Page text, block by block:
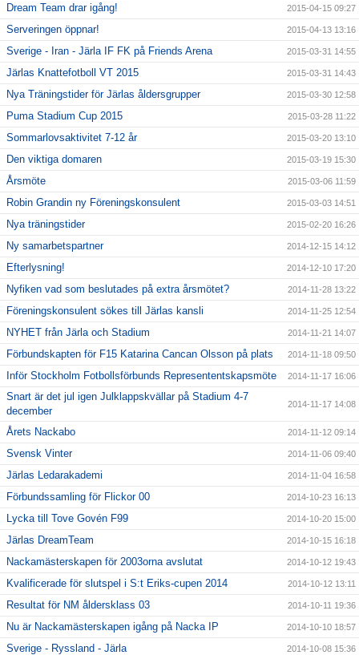
Dream Team drar igång! 2015-04-15 09:27
Serveringen öppnar! 2015-04-13 13:16
Sverige - Iran - Järla IF FK på Friends Arena 2015-03-31 14:55
Järlas Knattefotboll VT 2015 2015-03-31 14:43
Nya Träningstider för Järlas åldersgrupper 2015-03-30 12:58
Puma Stadium Cup 2015 2015-03-28 11:22
Sommarlovsaktivitet 7-12 år 2015-03-20 13:10
Den viktiga domaren 2015-03-19 15:30
Årsmöte 2015-03-06 11:59
Robin Grandin ny Föreningskonsulent 2015-03-03 14:51
Nya träningstider 2015-02-20 16:26
Ny samarbetspartner 2014-12-15 14:12
Efterlysning! 2014-12-10 17:20
Nyfiken vad som beslutades på extra årsmötet? 2014-11-28 13:22
Föreningskonsulent sökes till Järlas kansli 2014-11-25 12:54
NYHET från Järla och Stadium 2014-11-21 14:07
Förbundskapten för F15 Katarina Cancan Olsson på plats 2014-11-18 09:50
Inför Stockholm Fotbollsförbunds Represententskapsmöte 2014-11-17 16:06
Snart är det jul igen Julklappskvällar på Stadium 4-7
december
2014-11-17 14:08
Årets Nackabo 2014-11-12 09:14
Svensk Vinter 2014-11-06 09:40
Järlas Ledarakademi 2014-11-04 16:58
Förbundssamling för Flickor 00 2014-10-23 16:13
Lycka till Tove Govén F99 2014-10-20 15:00
Järlas DreamTeam 2014-10-15 16:18
Nackamästerskapen för 2003orna avslutat 2014-10-12 19:43
Kvalificerade för slutspel i S:t Eriks-cupen 2014 2014-10-12 13:11
Resultat för NM åldersklass 03 2014-10-11 19:36
Nu är Nackamästerskapen igång på Nacka IP 2014-10-10 18:57
Sverige - Ryssland - Järla 2014-10-08 15:36